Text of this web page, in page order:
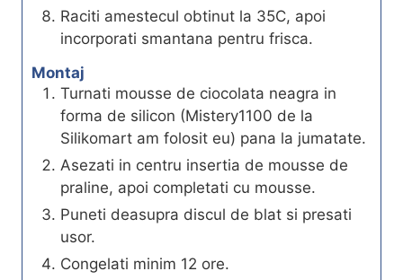
Raciti amestecul obtinut la 35C, apoi
incorporati smantana pentru frisca.
Montaj
Turnati mousse de ciocolata neagra in
forma de silicon (Mistery1100 de la
Silikomart am folosit eu) pana la jumatate.
Asezati in centru insertia de mousse de
praline, apoi completati cu mousse.
Puneti deasupra discul de blat si presati
usor.
Congelati minim 12 ore.